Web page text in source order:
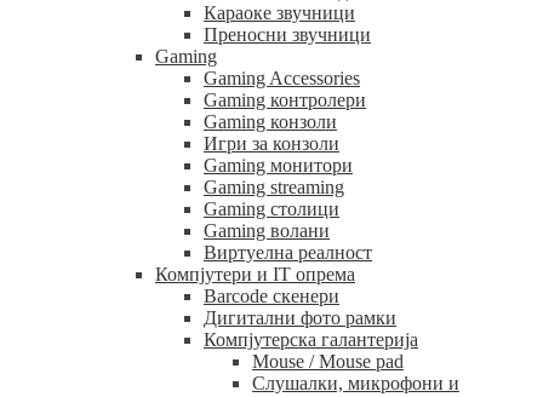
Караоке звучници
Преносни звучници
Gaming
Gaming Accessories
Gaming контролери
Gaming конзоли
Игри за конзоли
Gaming монитори
Gaming streaming
Gaming столици
Gaming волани
Виртуелна реалност
Компјутери и IT опрема
Barcode скенери
Дигитални фото рамки
Компјутерска галантерија
Mouse / Mouse pad
Слушалки, микрофони и